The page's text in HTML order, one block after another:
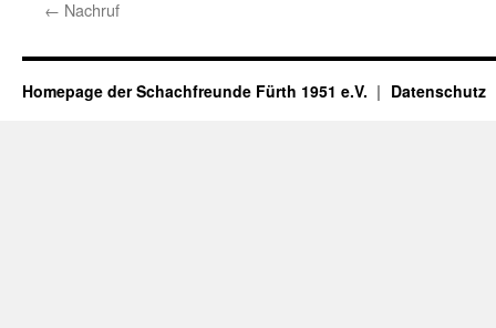
← Nachruf
Homepage der Schachfreunde Fürth 1951 e.V. Datenschutz